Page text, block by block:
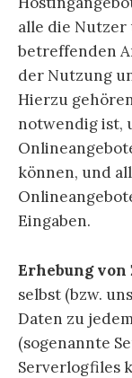
alle die Nutzer
betreffenden
der Nutzung
Hierzu
notwendig ist,
können, und
Eingaben.
Erhebung
selbst (bzw.
Daten zu
(sogenannte
Serverlogfiles